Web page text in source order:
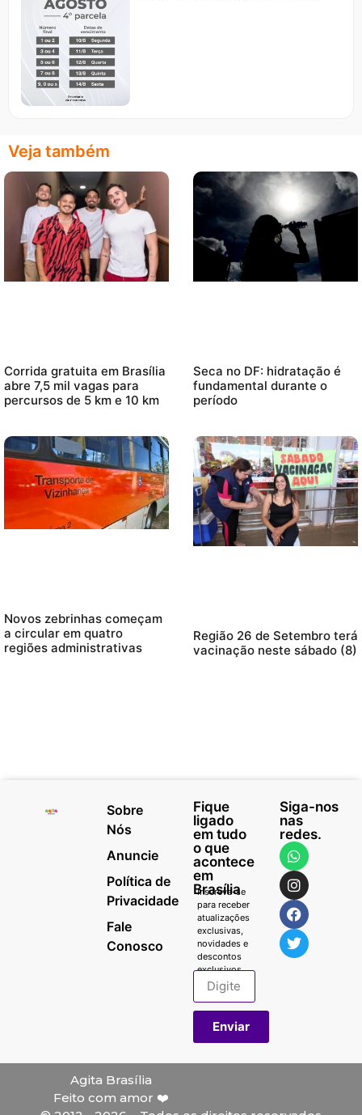
Veja também
Corrida gratuita em Brasília
abre 7,5 mil vagas para
percursos de 5 km e 10 km
Seca no DF: hidratação é
fundamental durante o
período
Novos zebrinhas começam
a circular em quatro
regiões administrativas
Região 26 de Setembro terá
vacinação neste sábado (8)
Sobre
Nós
Anuncie
Política de
Privacidade
Fale
Conosco
Fique
ligado
em tudo
o que
acontece
em
Brasília
Inscreva-se
para receber
atualizações
exclusivas,
novidades e
descontos
exclusivos.
Enviar
Siga-nos
nas
redes.
Agita Brasília
Feito com amor ❤️